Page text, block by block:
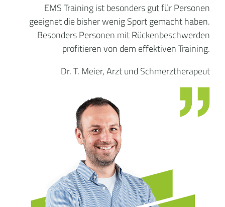
EMS Training ist besonders gut für Personen
geeignet die bisher wenig Sport gemacht haben.
Besonders Personen mit Rückenbeschwerden
profitieren von dem effektiven Training.
Dr. T. Meier, Arzt und Schmerztherapeut